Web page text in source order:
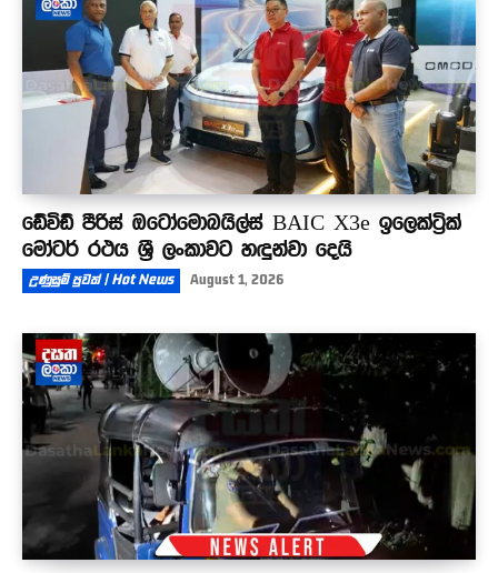
ඩේවිඩ් පීරිස් ඔටෝමොබයිල්ස් BAIC X3e ඉලෙක්ට්‍රික්
මෝටර් රථය ශ්‍රී ලංකාවට හඳුන්වා දෙයි
උණුසුම් පුවත් | Hot News August 1, 2026